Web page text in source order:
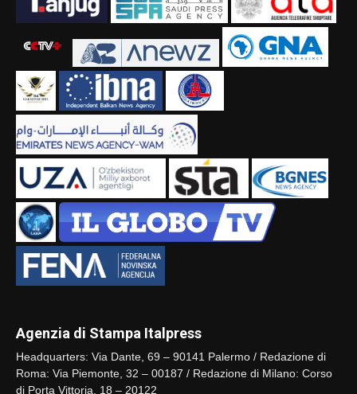
Agenzia di Stampa Italpress
Headquarters: Via Dante, 69 – 90141 Palermo / Redazione di
Roma: Via Piemonte, 32 – 00187 / Redazione di Milano: Corso
di Porta Vittoria, 18 – 20122